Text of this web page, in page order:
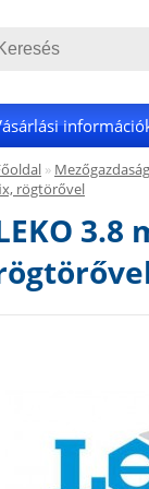
»
rögtörővel
3.8